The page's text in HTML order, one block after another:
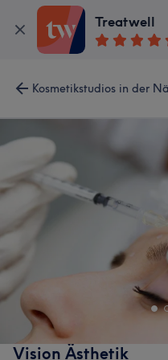
Treatwell
Kosmetikstudios in der
Vision Ästhetik